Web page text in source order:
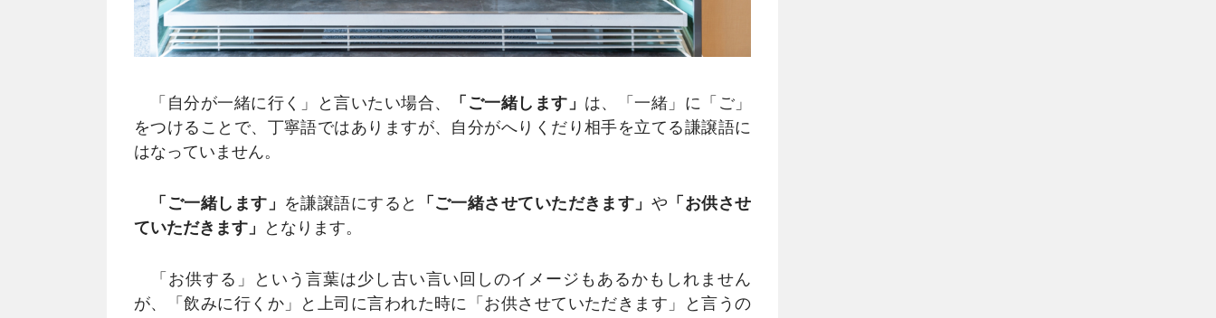
「自分が一緒に行く」と言いたい場合、 「ご一緒します」 は、「一緒」に「ご」
をつけることで、丁寧語ではありますが、自分がへりくだり相手を立てる謙譲語に
はなっていません。
「ご一緒します」 を謙譲語にすると 「ご一緒させていただきます」 や 「お供させ
ていただきます」
となります。
「お供する」という言葉は少し古い言い回しのイメージもあるかもしれません
が、「飲みに行くか」と上司に言われた時に「お供させていただきます」と言うの